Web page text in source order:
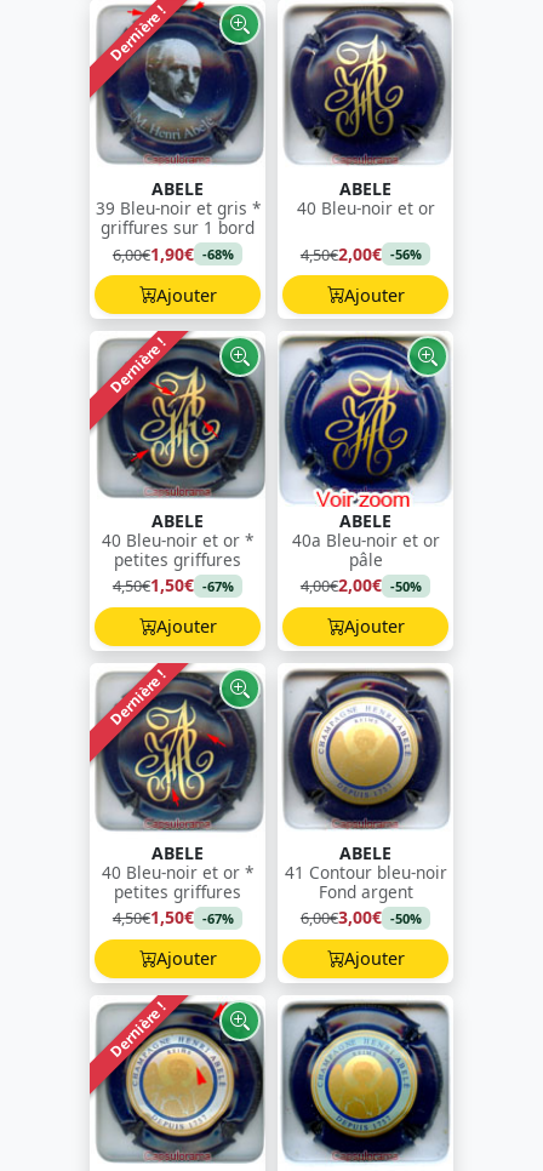
Dernière !
ABELE
39 Bleu-noir et gris *
griffures sur 1 bord
6,00€1,90€ -68%
Ajouter
ABELE
40 Bleu-noir et or
4,50€2,00€ -56%
Ajouter
Dernière !
ABELE
40 Bleu-noir et or *
petites griffures
4,50€1,50€ -67%
Ajouter
ABELE
40a Bleu-noir et or
pâle
4,00€2,00€ -50%
Ajouter
Dernière !
ABELE
40 Bleu-noir et or *
petites griffures
4,50€1,50€ -67%
Ajouter
ABELE
41 Contour bleu-noir
Fond argent
6,00€3,00€ -50%
Ajouter
Dernière !